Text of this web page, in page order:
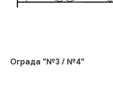
Ограда "№3 / №4"